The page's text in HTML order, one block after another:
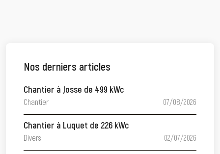
Nos derniers articles
Chantier à Josse de 499 kWc
Chantier 07/08/2026
Chantier à Luquet de 226 kWc
Divers 02/07/2026